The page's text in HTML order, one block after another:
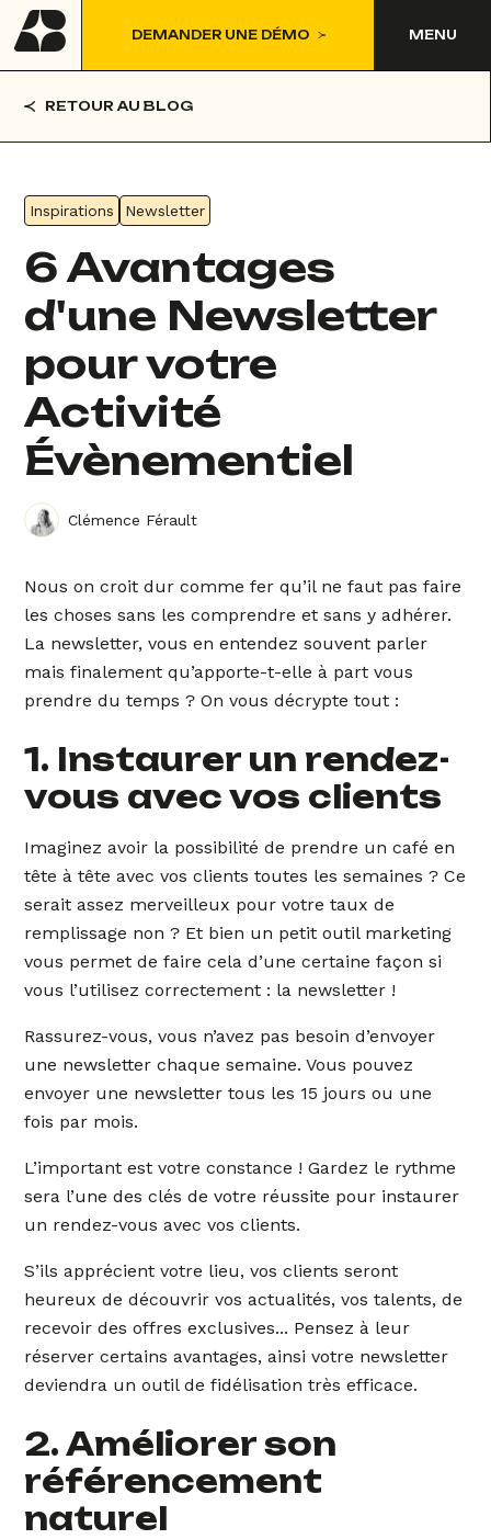
DEMANDER UNE DÉMO MENU
RETOUR AU BLOG
Inspirations Newsletter
6 Avantages
d'une Newsletter
pour votre
Activité
Évènementiel
Clémence Férault
Nous on croit dur comme fer qu’il ne faut pas faire
les choses sans les comprendre et sans y adhérer.
La newsletter, vous en entendez souvent parler
mais finalement qu’apporte-t-elle à part vous
prendre du temps ? On vous décrypte tout :
1. Instaurer un rendez-
vous avec vos clients
Imaginez avoir la possibilité de prendre un café en
tête à tête avec vos clients toutes les semaines ? Ce
serait assez merveilleux pour votre taux de
remplissage non ? Et bien un petit outil marketing
vous permet de faire cela d’une certaine façon si
vous l’utilisez correctement : la newsletter !
Rassurez-vous, vous n’avez pas besoin d’envoyer
une newsletter chaque semaine. Vous pouvez
envoyer une newsletter tous les 15 jours ou une
fois par mois.
L’important est votre constance ! Gardez le rythme
sera l’une des clés de votre réussite pour instaurer
un rendez-vous avec vos clients.
S’ils apprécient votre lieu, vos clients seront
heureux de découvrir vos actualités, vos talents, de
recevoir des offres exclusives... Pensez à leur
réserver certains avantages, ainsi votre newsletter
deviendra un outil de fidélisation très efficace.
2. Améliorer son
référencement
naturel